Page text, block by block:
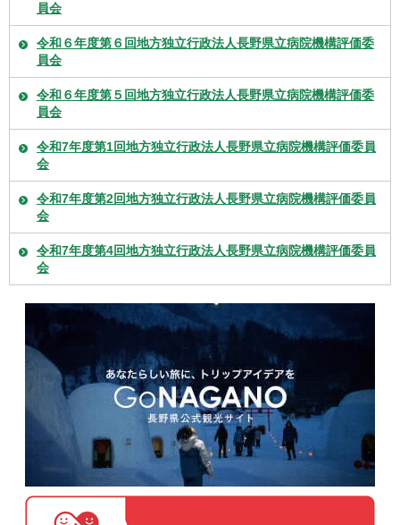
員会
令和６年度第６回地方独立行政法人長野県立病院機構評価委
員会
令和６年度第５回地方独立行政法人長野県立病院機構評価委
員会
令和7年度第1回地方独立行政法人長野県立病院機構評価委員
会
令和7年度第2回地方独立行政法人長野県立病院機構評価委員
会
令和7年度第4回地方独立行政法人長野県立病院機構評価委員
会